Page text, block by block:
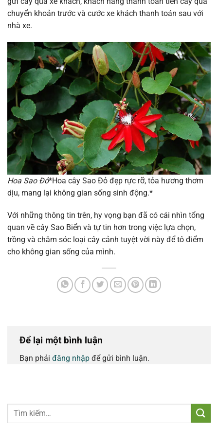
chuyển khoản trước và cước xe khách thanh toán sau với
nhà xe.
Hoa Sao Đỏ*Hoa cây Sao Đỏ đẹp rực rỡ, tỏa hương thơm
dịu, mang lại không gian sống sinh động.*
Với những thông tin trên, hy vọng bạn đã có cái nhìn tổng
quan về cây Sao Biển và tự tin hơn trong việc lựa chọn,
trồng và chăm sóc loại cây cảnh tuyệt vời này để tô điểm
cho không gian sống của mình.
Để lại một bình luận
Bạn phải đăng nhập để gửi bình luận.